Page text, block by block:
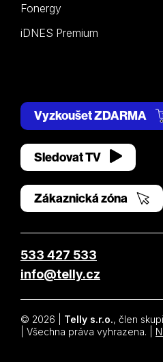
Fonergy
iDNES Premium
Vyzkoušet ZDARMA
Sledovat TV
Zákaznická zóna
533 427 533
info@telly.cz
© 2026 | Telly s.r.o., člen
| Všechna práva vyhrazena. |